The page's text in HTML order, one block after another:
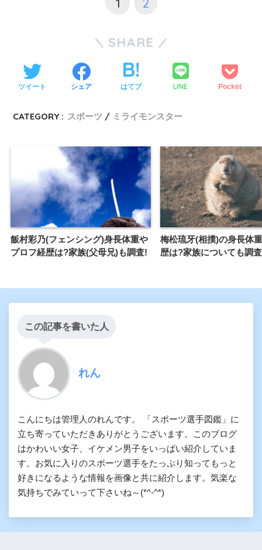
SHARE
ツイート シェア はてブ LINE Pocket
CATEGORY : スポーツ ミライモンスター
飯村彩乃(フェンシング)身長体重や
プロフ経歴は?家族(父母兄)も調査!
梅松琉牙(相撲)の身長体
歴は?家族についても調
この記事を書いた人
れん
こんにちは管理人のれんです。 「スポーツ選手図鑑」に
立ち寄っていただきありがとうございます。このブログ
はかわいい女子、イケメン男子をいっぱい紹介していま
す。お気に入りのスポーツ選手をたっぷり知ってもっと
好きになるような情報を画像と共に紹介します。気楽な
気持ちでみていって下さいね～(*^-^*)